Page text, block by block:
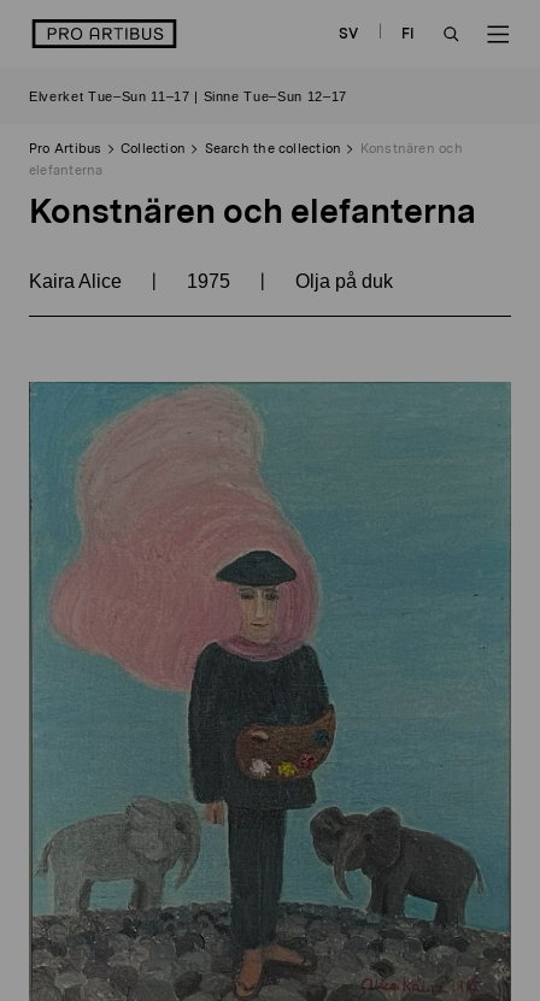
logo SV
FI
Elverket Tue–Sun 11–17 | Sinne Tue–Sun 12–17
Pro Artibus Collection Search the collection
Konstnären och
elefanterna
Konstnären och elefanterna
Kaira Alice | 1975 | Olja på duk